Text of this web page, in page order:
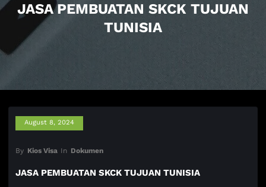
JASA PEMBUATAN SKCK TUJUAN
TUNISIA
August 8, 2024
By Kios Visa In Dokumen
JASA PEMBUATAN SKCK TUJUAN TUNISIA